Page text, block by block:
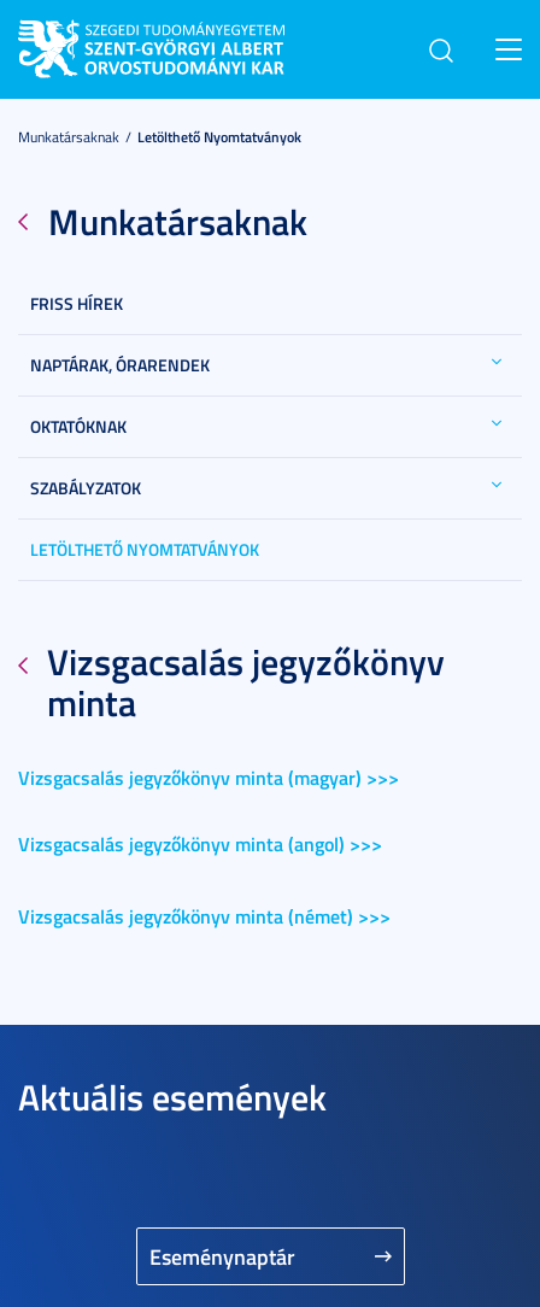
Munkatársaknak Letölthető Nyomtatványok
Munkatársaknak
FRISS HÍREK
NAPTÁRAK, ÓRARENDEK
OKTATÓKNAK
SZABÁLYZATOK
LETÖLTHETŐ NYOMTATVÁNYOK
Vizsgacsalás jegyzőkönyv
minta
Vizsgacsalás jegyzőkönyv minta (magyar) >>>
Vizsgacsalás jegyzőkönyv minta (angol) >>>
Vizsgacsalás jegyzőkönyv minta (német) >>>
Aktuális események
Eseménynaptár